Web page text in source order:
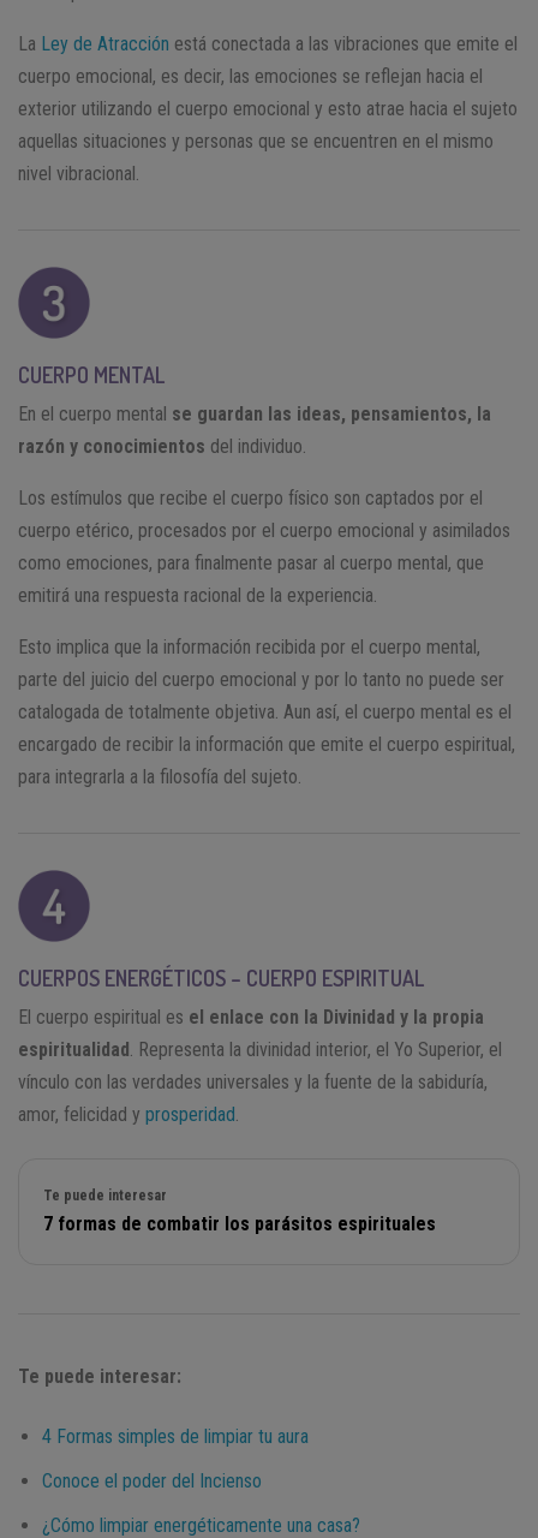
La Ley de Atracción está conectada a las vibraciones que emite el
cuerpo emocional, es decir, las emociones se reflejan hacia el
exterior utilizando el cuerpo emocional y esto atrae hacia el sujeto
aquellas situaciones y personas que se encuentren en el mismo
nivel vibracional.
CUERPO MENTAL
En el cuerpo mental se guardan las ideas, pensamientos, la
razón y conocimientos del individuo.
Los estímulos que recibe el cuerpo físico son captados por el
cuerpo etérico, procesados por el cuerpo emocional y asimilados
como emociones, para finalmente pasar al cuerpo mental, que
emitirá una respuesta racional de la experiencia.
Esto implica que la información recibida por el cuerpo mental,
parte del juicio del cuerpo emocional y por lo tanto no puede ser
catalogada de totalmente objetiva. Aun así, el cuerpo mental es el
encargado de recibir la información que emite el cuerpo espiritual,
para integrarla a la filosofía del sujeto.
CUERPOS ENERGÉTICOS – CUERPO ESPIRITUAL
El cuerpo espiritual es el enlace con la Divinidad y la propia
espiritualidad . Representa la divinidad interior, el Yo Superior, el
vínculo con las verdades universales y la fuente de la sabiduría,
amor, felicidad y prosperidad
Te puede interesar
7 formas de combatir los parásitos espirituales
Te puede interesar:
4 Formas simples de limpiar tu aura
Conoce el poder del Incienso
¿Cómo limpiar energéticamente una casa?